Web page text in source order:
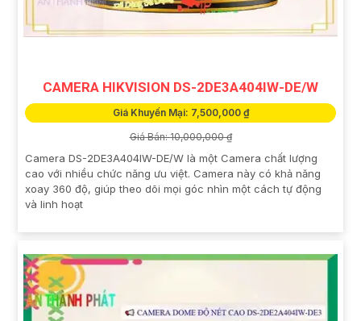
CAMERA HIKVISION DS-2DE3A404IW-DE/W
Giá Khuyến Mại: 7,500,000 ₫
Giá Bán: 10,000,000 ₫
Camera DS-2DE3A404IW-DE/W là một Camera chất lượng
cao với nhiều chức năng ưu việt. Camera này có khả năng
xoay 360 độ, giúp theo dõi mọi góc nhìn một cách tự động
và linh hoạt